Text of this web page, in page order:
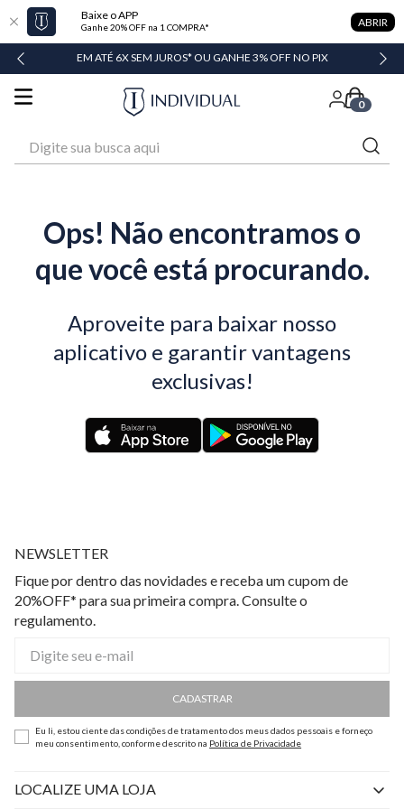
Baixe o APP
Ganhe 20% OFF na 1 COMPRA* ABRIR
EM ATÉ 6X SEM JUROS* OU GANHE 3% OFF NO PIX
0
Ops! Não encontramos o
que você está procurando.
Aproveite para baixar nosso
aplicativo e garantir vantagens
exclusivas!
NEWSLETTER
Fique por dentro das novidades e receba um cupom de
20%OFF* para sua primeira compra. Consulte o
regulamento.
CADASTRAR
Eu li, estou ciente das condições de tratamento dos meus dados pessoais e forneço
meu consentimento, conforme descrito na Política de Privacidade
LOCALIZE UMA LOJA